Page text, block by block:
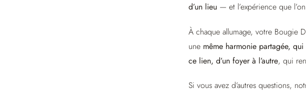
d’un lieu — et l’expérience que
À chaque allumage, votre Bougie
une même harmonie partagée,
ce lien, d’un foyer à l’autre, qui
Si vous avez d’autres questions,